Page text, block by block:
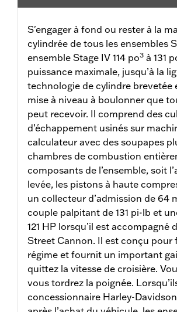
S'engager à fond ou rester à la
cylindrée de tous les ensembles
ensemble Stage IV 114 po3 à 131
puissance maximale, jusqu’à la
technologie de cylindre
mise à niveau à boulonner que
peut recevoir. Il comprend des
d’échappement usinés sur
calculateur avec des soupapes
chambres de combustion
composants de l’ensemble, soit
levée, les pistons à haute
un collecteur d’admission de 64
couple palpitant de 131 pi-lb et
121 HP lorsqu’il est accompagné
Street Cannon. Il est conçu pour
régime et fournit un important
quittez la vitesse de croisière.
vous tordrez la poignée.
concessionnaire Harley-